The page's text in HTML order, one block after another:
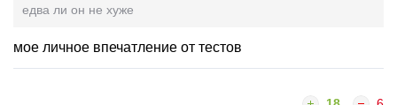
едва ли он не хуже
мое личное впечатление от тестов